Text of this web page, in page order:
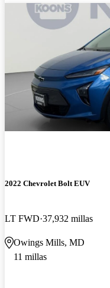
2022 Chevrolet Bolt EUV
LT FWD 37,932 millas
Owings Mills, MD
11 millas